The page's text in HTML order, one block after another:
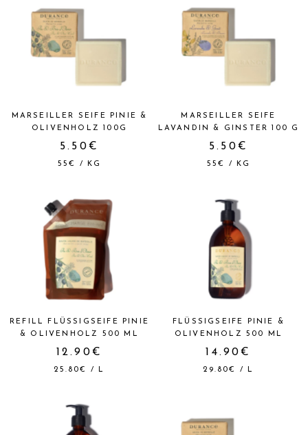
MARSEILLER SEIFE PINIE &
OLIVENHOLZ 100G
5.50€
55€ / KG
MARSEILLER SEIFE
LAVANDIN & GINSTER 100 G
5.50€
55€ / KG
REFILL FLÜSSIGSEIFE PINIE
& OLIVENHOLZ 500 ML
12.90€
25.80€ / L
FLÜSSIGSEIFE PINIE &
OLIVENHOLZ 500 ML
14.90€
29.80€ / L